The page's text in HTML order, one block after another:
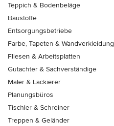
Teppich & Bodenbeläge
Baustoffe
Entsorgungsbetriebe
Farbe, Tapeten & Wandverkleidung
Fliesen & Arbeitsplatten
Gutachter & Sachverständige
Maler & Lackierer
Planungsbüros
Tischler & Schreiner
Treppen & Geländer